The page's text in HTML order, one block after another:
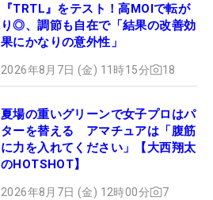
『TRTL』をテスト！高MOIで転が
り◎、調節も自在で「結果の改善効
果にかなりの意外性」
2026年8月7日 (金) 11時15分 18
夏場の重いグリーンで女子プロはパ
ターを替える アマチュアは「腹筋
に力を入れてください」【大西翔太
のHOTSHOT】
2026年8月7日 (金) 12時00分 7